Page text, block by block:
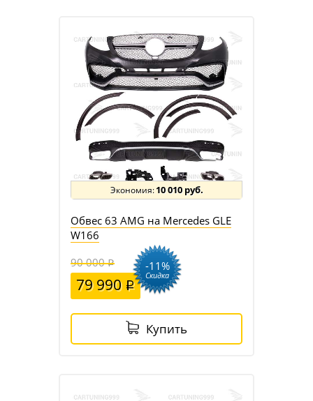
10 010 руб.
Обвес 63 AMG на Mercedes GLE
W166
90 000
79 990
-11%
Скидка
Купить